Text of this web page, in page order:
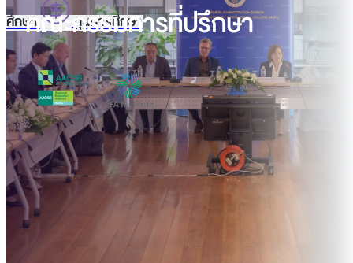
ศึกษา
ทุนการศึกษา
คณะกรรมการที่ปรึกษา